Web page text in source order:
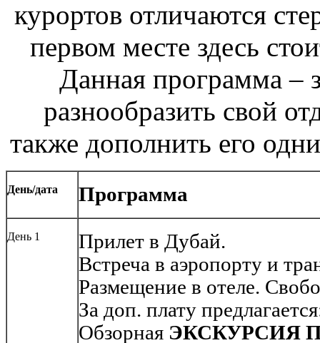
курортов отличаются
первом месте здесь
Данная программа –
разнообразить свой
также дополнить его
День/дата Программа
День 1
Прилет в Дубай.
Встреча в аэропорту и
Размещение в отеле.
За доп. плату
Обзорная ЭКСКУРСИЯ